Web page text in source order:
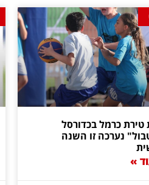
טירת כרמל בכדורסל
נערכה זו השנה
»